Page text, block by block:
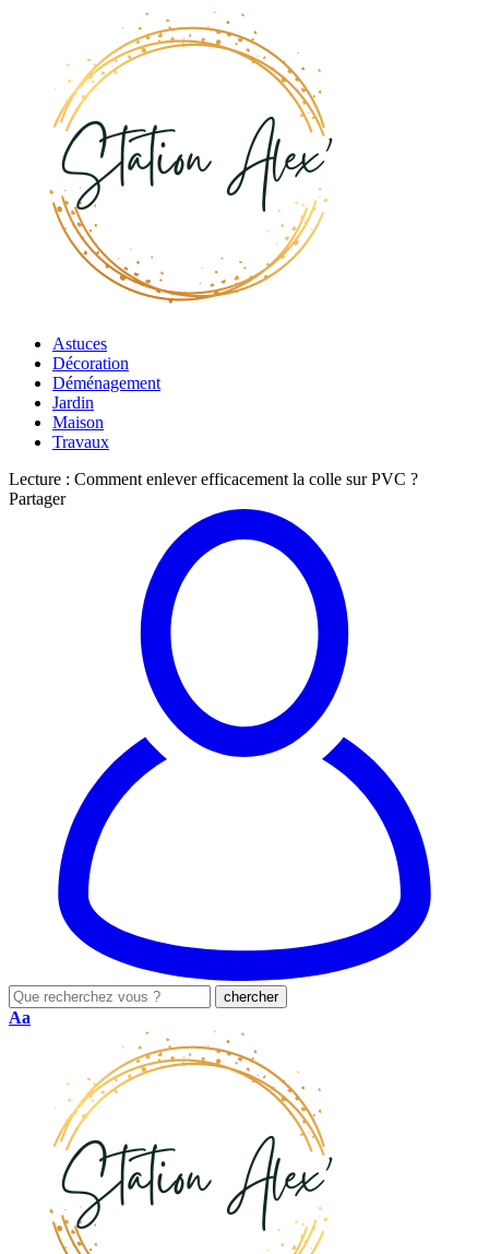
Astuces
Décoration
Déménagement
Jardin
Maison
Travaux
Lecture : Comment enlever efficacement la colle sur PVC ?
Partager
Aa